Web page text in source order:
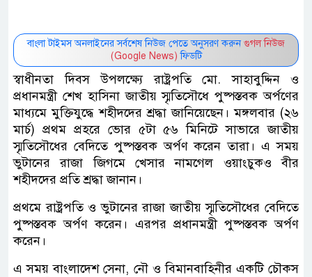
বাংলা টাইমস অনলাইনের সর্বশেষ নিউজ পেতে অনুসরণ করুন গুগল নিউজ
(Google News) ফিডটি
স্বাধীনতা দিবস উপলক্ষ্যে রাষ্ট্রপতি মো. সাহাবুদ্দিন ও
প্রধানমন্ত্রী শেখ হাসিনা জাতীয় স্মৃতিসৌধে পুষ্পস্তবক অর্পণের
মাধ্যমে মুক্তিযুদ্ধে শহীদদের শ্রদ্ধা জানিয়েছেন। মঙ্গলবার (২৬
মার্চ) প্রথম প্রহরে ভোর ৫টা ৫৬ মিনিটে সাভারে জাতীয়
স্মৃতিসৌধের বেদিতে পুষ্পস্তবক অর্পণ করেন তারা। এ সময়
ভুটানের রাজা জিগমে খেসার নামগেল ওয়াংচুকও বীর
শহীদদের প্রতি শ্রদ্ধা জানান।
প্রথমে রাষ্ট্রপতি ও ভুটানের রাজা জাতীয় স্মৃতিসৌধের বেদিতে
পুষ্পস্তবক অর্পণ করেন। এরপর প্রধানমন্ত্রী পুষ্পস্তবক অর্পণ
করেন।
এ সময় বাংলাদেশ সেনা, নৌ ও বিমানবাহিনীর একটি চৌকস